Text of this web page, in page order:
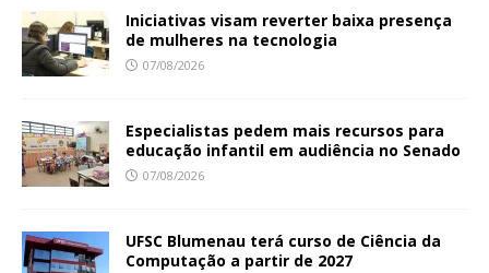
Iniciativas visam reverter baixa presença
de mulheres na tecnologia
07/08/2026
Especialistas pedem mais recursos para
educação infantil em audiência no Senado
07/08/2026
UFSC Blumenau terá curso de Ciência da
Computação a partir de 2027